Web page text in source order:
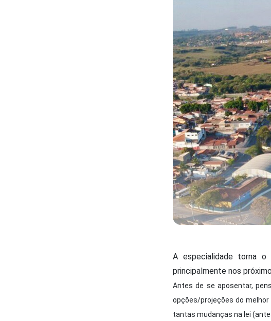
A especialidade torna
principalmente nos
Antes de se aposentar,
opções/projeções do
tantas mudanças na lei